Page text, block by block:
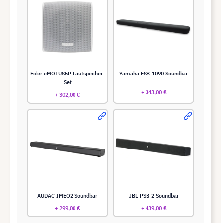
Ecler eMOTUS5P Lautspecher-
Set
+ 302,00 €
Yamaha ESB-1090 Soundbar
+ 343,00 €
AUDAC IMEO2 Soundbar
+ 299,00 €
JBL PSB-2 Soundbar
+ 439,00 €